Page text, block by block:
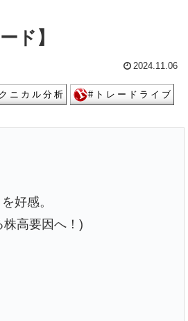
ド】
2024.11.06
好感。
高要因へ！)